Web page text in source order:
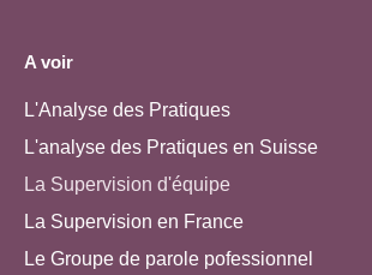
A voir
L'Analyse des Pratiques
L'analyse des Pratiques en Suisse
La Supervision d'équipe
La Supervision en France
Le Groupe de parole pofessionnel